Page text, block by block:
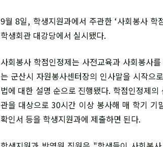
9월 8일, 학생지원과에서 주관한 ‘사회봉사
학생회관 대강당에서 실시됐다.
사회봉사 학점인정제는 사전교육과 사회봉사
는 군산시 자원봉사센터장의 인사말을 시작으
법에 대한 설명 순으로 진행됐다. 학점인정제
관을 대상으로 30시간 이상 봉사해 매 학기 기
확인서 등을 학생지원과에 제출하면 된다.